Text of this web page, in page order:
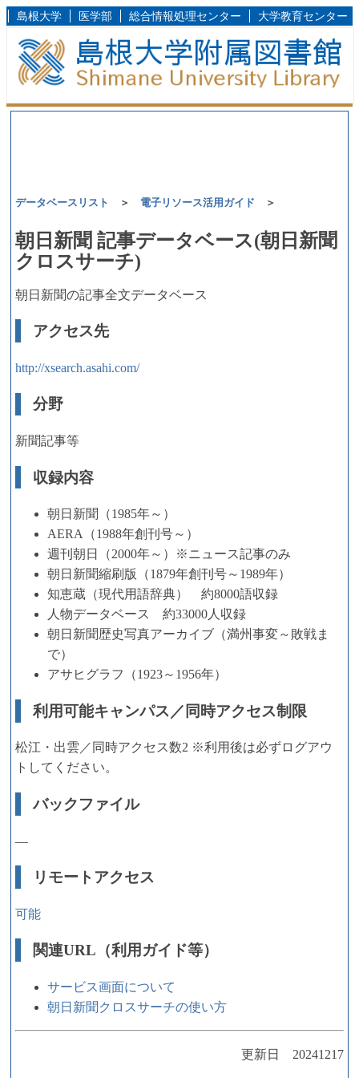
島根大学 医学部 総合情報処理センター 大学教育センター
データベースリスト ＞ 電子リソース活用ガイド ＞
朝日新聞 記事データベース(朝日新聞
クロスサーチ)
朝日新聞の記事全文データベース
アクセス先
http://xsearch.asahi.com/
分野
新聞記事等
収録内容
朝日新聞（1985年～）
AERA（1988年創刊号～）
週刊朝日（2000年～）※ニュース記事のみ
朝日新聞縮刷版（1879年創刊号～1989年）
知恵蔵（現代用語辞典） 約8000語収録
人物データベース 約33000人収録
朝日新聞歴史写真アーカイブ（満州事変～敗戦ま
で）
アサヒグラフ（1923～1956年）
利用可能キャンパス／同時アクセス制限
松江・出雲／同時アクセス数2 ※利用後は必ずログアウ
トしてください。
バックファイル
―
リモートアクセス
可能
関連URL（利用ガイド等）
サービス画面について
朝日新聞クロスサーチの使い方
更新日 20241217